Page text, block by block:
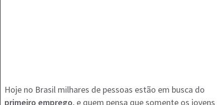
Hoje no Brasil milhares de pessoas estão em busca do
primeiro emprego, e quem pensa que somente os jovens